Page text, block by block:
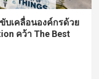
บเคลื่อนองค์กรด้วย
คว้า The Best